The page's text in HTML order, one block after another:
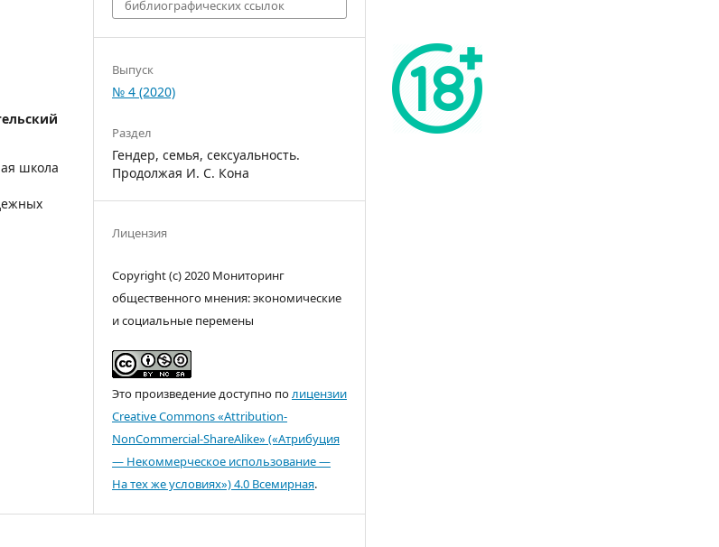
школа
библиографических ссылок
Выпуск
№ 4 (2020)
Раздел
Гендер, семья, сексуальность.
Продолжая И. С. Кона
Лицензия
Copyright (c) 2020 Мониторинг
общественного мнения: экономические
и социальные перемены
Это произведение доступно полицензии
Creative Commons «Attribution-
NonCommercial-ShareAlike» («Атрибуция
— Некоммерческое использование —
На тех же условиях») 4.0 Всемирная.